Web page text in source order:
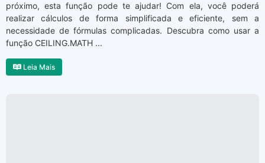
próximo, esta função pode te ajudar! Com ela, você poderá
realizar cálculos de forma simplificada e eficiente, sem a
necessidade de fórmulas complicadas. Descubra como usar a
função CEILING.MATH ...
Leia Mais